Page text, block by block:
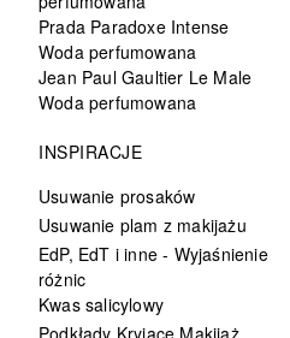
Prada Paradoxe Intense
Woda perfumowana
Jean Paul Gaultier Le Male
Woda perfumowana
INSPIRACJE
Usuwanie prosaków
Usuwanie plam z makijażu
EdP, EdT i inne - Wyjaśnienie
różnic
Kwas salicylowy
Podkłady Kryjące Makijaż